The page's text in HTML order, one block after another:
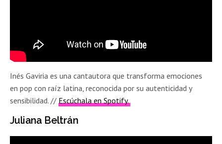
Inés Gaviria es una cantautora que transforma emociones
en pop con raíz latina, reconocida por su autenticidad y
sensibilidad. //Escúchala en Spotify.
Juliana Beltrán